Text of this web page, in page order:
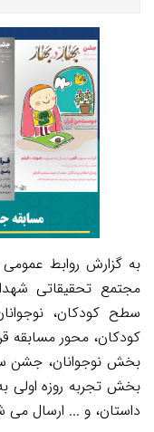
به گزارش روابط عمومی
مجتمع تحقیقاتی
سطح کودکان،
کودکان، محور مسابقه
بخش نوجوانان، جشن
بخش تجربه روزه اولی
داستان، و ... ارسال می